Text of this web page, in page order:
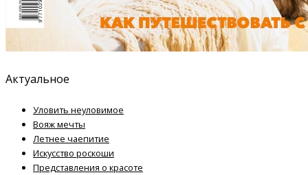
Актуальное
Уловить неуловимое
Вояж мечты
Летнее чаепитие
Искусство роскоши
Представления о красоте